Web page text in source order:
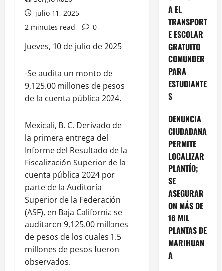
julio 11, 2025
2 minutes read
0
Jueves, 10 de julio de 2025
-Se audita un monto de
9,125.00 millones de pesos
de la cuenta pública 2024.
Mexicali, B. C. Derivado de
la primera entrega del
Informe del Resultado de la
Fiscalización Superior de la
cuenta pública 2024 por
parte de la Auditoría
Superior de la Federación
(ASF), en Baja California se
auditaron 9,125.00 millones
de pesos de los cuales 1.5
millones de pesos fueron
observados.
A EL
TRANSPORT
E ESCOLAR
GRATUITO
COMUNDER
PARA
ESTUDIANTE
S
DENUNCIA
CIUDADANA
PERMITE
LOCALIZAR
PLANTÍO;
SE
ASEGURAR
ON MÁS DE
16 MIL
PLANTAS DE
MARIHUAN
A